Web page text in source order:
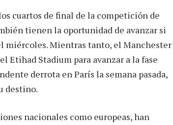
cuartos de final de la competición de
tienen la oportunidad de avanzar si
miércoles. Mientras tanto, el Manchester
Etihad Stadium para avanzar a la fase
derrota en París la semana pasada,
destino.
nacionales como europeas, han